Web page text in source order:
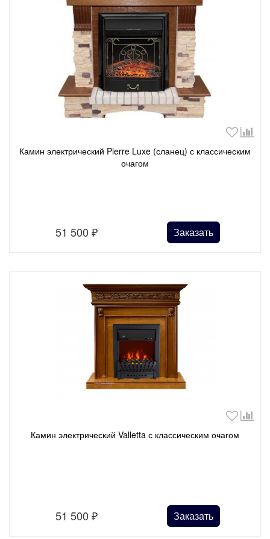
Камин электрический Pierre Luxe (сланец) с классическим
очагом
51 500₽ Заказать
Камин электрический Valletta с классическим очагом
51 500₽ Заказать